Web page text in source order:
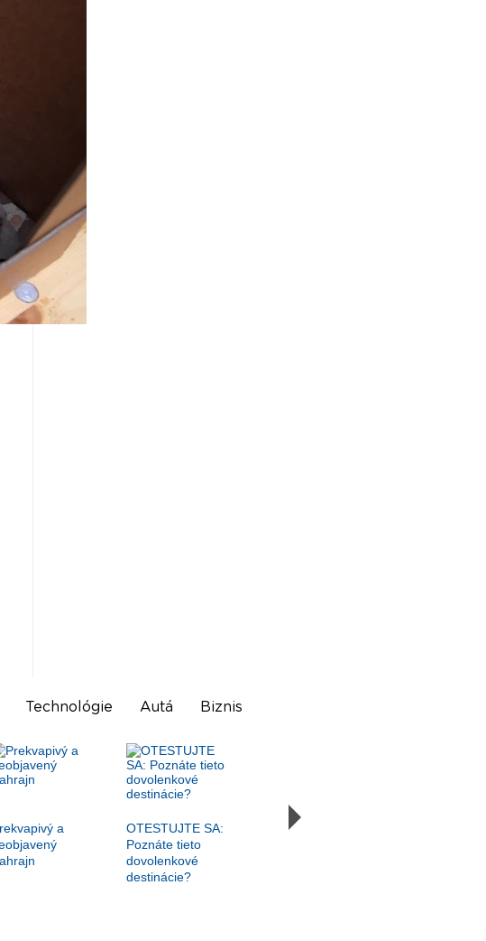
Technológie Autá Biznis
a
OTESTUJTE SA:
Poznáte tieto
dovolenkové
destinácie?